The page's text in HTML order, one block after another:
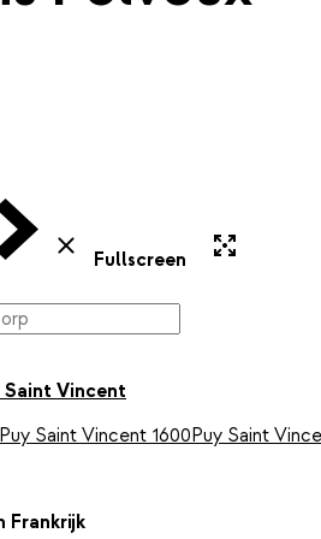
Webcam
Sluiten
Fullscreen
Saint Vincent
Puy Saint Vincent 1600Puy Saint
Frankrijk